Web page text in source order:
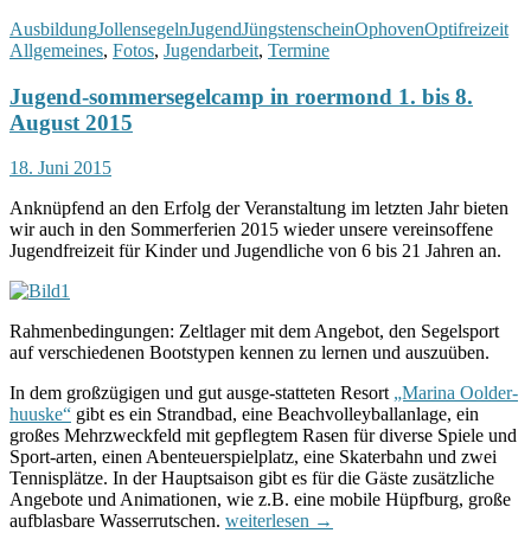
am
AusbildungJollensegelnJugendJüngstenscheinOphovenOptifreizeit
Allgemeines, Fotos, Jugendarbeit, Termine
Jugend-sommersegelcamp in roermond 1. bis 8.
August 2015
18. Juni 2015
Anknüpfend an den Erfolg der Veranstaltung im letzten Jahr bieten
wir auch in den Sommerferien 2015 wieder unsere vereinsoffene
Jugendfreizeit für Kinder und Jugendliche von 6 bis 21 Jahren an.
Rahmenbedingungen: Zeltlager mit dem Angebot, den Segelsport
auf verschiedenen Bootstypen kennen zu lernen und auszuüben.
In dem großzügigen und gut ausge-statteten Resort „Marina Oolder-
huuske“ gibt es ein Strandbad, eine Beachvolleyballanlage, ein
großes Mehrzweckfeld mit gepflegtem Rasen für diverse Spiele und
Sport-arten, einen Abenteuerspielplatz, eine Skaterbahn und zwei
Tennisplätze. In der Hauptsaison gibt es für die Gäste zusätzliche
Angebote und Animationen, wie z.B. eine mobile Hüpfburg, große
aufblasbare Wasserrutschen. Jugend-
weiterlesen →